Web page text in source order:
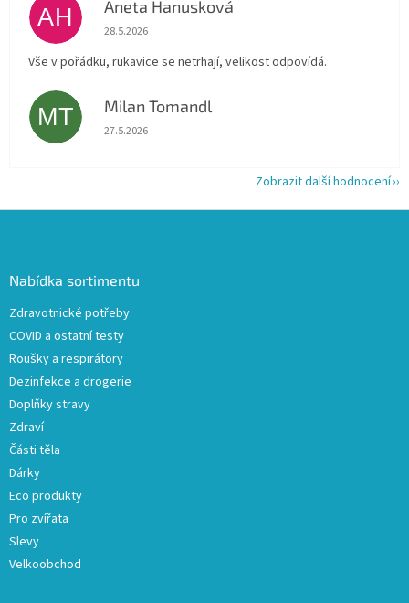
AH Aneta Hanusková
Hodnocení obchodu je 5 z 5 hvězdiček.
28.5.2026
Vše v pořádku, rukavice se netrhají, velikost odpovídá.
MT Milan Tomandl
Hodnocení obchodu je 5 z 5 hvězdiček.
27.5.2026
Zobrazit další hodnocení
Nabídka sortimentu
Zdravotnické potřeby
COVID a ostatní testy
Roušky a respirátory
Dezinfekce a drogerie
Doplňky stravy
Zdraví
Části těla
Dárky
Eco produkty
Pro zvířata
Slevy
Velkoobchod